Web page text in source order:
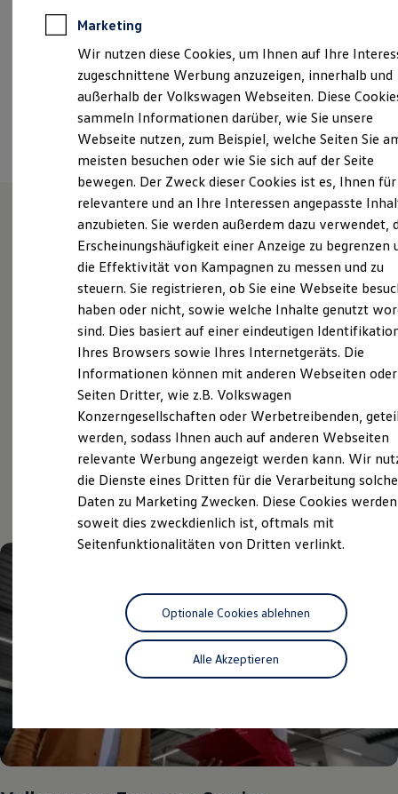
Reparatur & Service
Sommer-Special
Reparatur, Pflege & Inspektion
Servicetermin anfragen
Service-Vorteile bei Volkswagen Nutzfahrzeuge
ServicePlus
Economy Service
Räder & Reifen Service
Ersatzfahrzeuge
Notdienst und Pannenhilfe
Software, Konnektivität & Apps
California App
VW Connect für Ihren Transporter/Caravelle
VW Connect für Ihren Amarok
VW Connect für andere Modelle
Fleet Interface Data
Multistop Pathfinder
Übersicht Software Updates
Digitales Bordbuch
Fahrerassistenz- und Sicherheitssysteme
Kontrollleuchten
Kurzfahrprofile und Ölverdünnung
Batterieverordnung
XTL-Dieselkraftstoff
Ersatzteile und Betriebsflüssigkeiten
Original Zubehör und Lifestyle Produkte
myVolkswagen
myVolkswagen Business
Elektrisch & Autonom
Unser Ansatz
Reichweitensimulator
Ladezeitensimulator
Ladelösungen für Privatkunden
Ladelösungen für Gewerbekunden
Wallbox und Ladekabel
Bidirektionales Laden
Fördermöglichkeiten für Gewerbekunden
Kostensimulator
Autonomes Fahren
Online Beratung
+49 5481 94590
Ansprechpartner
Termin vereinbaren
Unsere Leistungenim
Überblick
Service
Volkswagen Economy
Service
Aktuelle Highlights
und Angebote
Marketing
Wir nutzen diese Cookies, um Ihnen auf Ihre
zugeschnittene Werbung anzuzeigen, innerhalb und
außerhalb der Volkswagen Webseiten. Diese
sammeln Informationen darüber, wie Sie unsere
Webseite nutzen, zum Beispiel, welche Seiten Sie
meisten besuchen oder wie Sie sich auf der Seite
bewegen. Der Zweck dieser Cookies ist es, Ihnen für
relevantere und an Ihre Interessen angepasste
anzubieten. Sie werden außerdem dazu verwendet,
Erscheinungshäufigkeit einer Anzeige zu begrenzen
die Effektivität von Kampagnen zu messen und zu
steuern. Sie registrieren, ob Sie eine Webseite
haben oder nicht, sowie welche Inhalte genutzt
sind. Dies basiert auf einer eindeutigen
Ihres Browsers sowie Ihres Internetgeräts. Die
Informationen können mit anderen Webseiten oder
Seiten Dritter, wie z.B. Volkswagen
Konzerngesellschaften oder Werbetreibenden,
werden, sodass Ihnen auch auf anderen Webseiten
relevante Werbung angezeigt werden kann. Wir
die Dienste eines Dritten für die Verarbeitung
Daten zu Marketing Zwecken. Diese Cookies
soweit dies zweckdienlich ist, oftmals mit
Seitenfunktionalitäten von Dritten verlinkt.
Alle Akzeptieren
Optionale Cookies ablehnen